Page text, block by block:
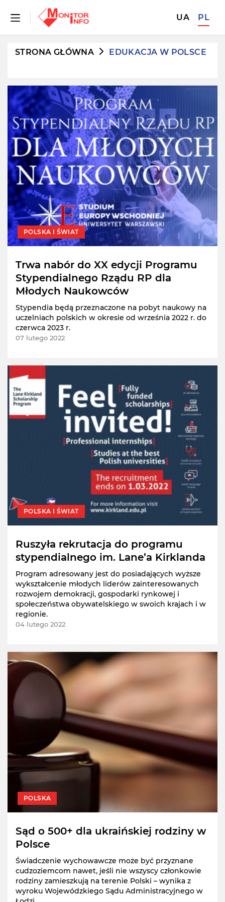
UA PL
STRONA GŁÓWNA EDUKACJA W POLSCE
POLSKA I ŚWIAT
Trwa nabór do XX edycji Programu
Stypendialnego Rządu RP dla
Młodych Naukowców
Stypendia będą przeznaczone na pobyt naukowy na
uczelniach polskich w okresie od września 2022 r. do
czerwca 2023 r.
07 lutego 2022
POLSKA I ŚWIAT
Ruszyła rekrutacja do programu
stypendialnego im. Lane’a Kirklanda
Program adresowany jest do posiadających wyższe
wykształcenie młodych liderów zainteresowanych
rozwojem demokracji, gospodarki rynkowej i
społeczeństwa obywatelskiego w swoich krajach i w
regionie.
04 lutego 2022
POLSKA
Sąd o 500+ dla ukraińskiej rodziny w
Polsce
Świadczenie wychowawcze może być przyznane
cudzoziemcom nawet, jeśli nie wszyscy członkowie
rodziny zamieszkują na terenie Polski – wynika z
wyroku Wojewódzkiego Sądu Administracyjnego w